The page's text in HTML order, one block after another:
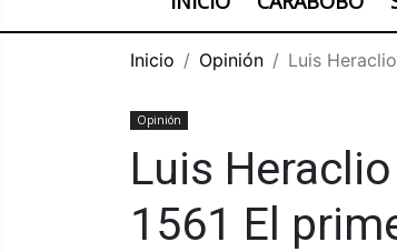
Inicio Opinión Luis
Opinión
Luis
1561 El